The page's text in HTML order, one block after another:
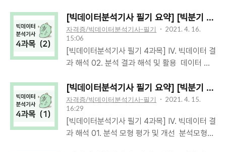
균형 데이터 처리기법 등 II. 빅데이터 ..
어야 한다고 생각한다.. 잘못 쓴 사과문을 보는
기분이다! 게다가 필기 "합격"이 아니라, "합격
예정"이다. 재검토 신청을 일주일간 받고, 그 과
정에서 합격 여부가 바뀔수도 있다는 것이다! 근
데 기출문제 공개도 안하고, 내 시험결과에서 어
검토 신청을 ..
를 말한다. 직무분야: 정보통신 중직무분야: 정
보기술 직무내용: 대용량의 데이터 집합으로부
터 유용한 정보를 찾고 결과를 예측하기 위해 목
적에 따라 분석기술과 방법론을 기반으로 정형/
비정형 대용량 데이터를 구축, 탐색, 분석하고
주요내용 필기검정방법: 객관식 문제개수: 80문
제 (4과목 20문제씩) 시험시간: 120분 (총 2시
간) 필기 4과목 - 1과목: 빅데이터 분석기획 (20
문제) - 2과목: 빅데이터 탐색 (20문제) - 3과
목: 빅데이터 모델링 (20문제) - 4과목: 빅데이
[빅데이터분석기사 필기 요약] [빅분기 4
자격증/빅데이터분석기사-필기
2021. 4. 16.
15:06
[빅데이터분석기사 필기 4과목] IV. 빅데이터 결
과 해석 02. 분석 결과 해석 및 활용 데이터 시
를 돕기 위해, 그림/도형 등의 그래픽 요소들을
이용하여 데이터를 묘사/표현기하/도형 양식을
이용하여, 데이터 특징을 설명할 수 있는 모양으
로 만든다데이터 시각화 기능: 설명/ 탐색/ 표현
데이터 시각화 목적: 정보전달/ 설득데이터 시각
[빅데이터분석기사 필기 요약] [빅분기 4과
자격증/빅데이터분석기사-필기
2021. 4. 15.
16:29
[빅데이터분석기사 필기 4과목] IV. 빅데이터 결
과 해석 01. 분석 모형 평가 및 개선 분석모형